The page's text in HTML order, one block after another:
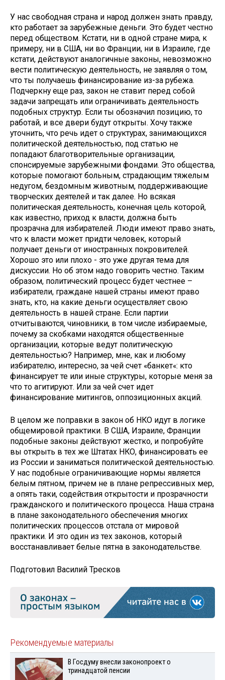
У нас свободная страна и народ должен знать правду,
кто работает за зарубежные деньги. Это будет честно
перед обществом. Кстати, ни в одной стране мира, к
примеру, ни в США, ни во Франции, ни в Израиле, где
кстати, действуют аналогичные законы, невозможно
вести политическую деятельность, не заявляя о том,
что ты получаешь финансирование из-за рубежа.
Подчеркну еще раз, закон не ставит перед собой
задачи запрещать или ограничивать деятельность
подобных структур. Если ты обозначил позицию, то
работай, и все двери будут открыты. Хочу также
уточнить, что речь идет о структурах, занимающихся
политической деятельностью, под статью не
попадают благотворительные организации,
спонсируемые зарубежными фондами. Это общества,
которые помогают больным, страдающим тяжелым
недугом, бездомным животным, поддерживающие
творческих деятелей и так далее. Но всякая
политическая деятельность, конечная цель которой,
как известно, приход к власти, должна быть
прозрачна для избирателей. Люди имеют право знать,
что к власти может придти человек, который
получает деньги от иностранных покровителей.
Хорошо это или плохо - это уже другая тема для
дискуссии. Но об этом надо говорить честно. Таким
образом, политический процесс будет честнее –
избиратели, граждане нашей страны имеют право
знать, кто, на какие деньги осуществляет свою
деятельность в нашей стране. Если партии
отчитываются, чиновники, в том числе избираемые,
почему за скобками находятся общественные
организации, которые ведут политическую
деятельностью? Например, мне, как и любому
избирателю, интересно, за чей счет «банкет«: кто
финансирует те или иные структуры, которые меня за
что то агитируют. Или за чей счет идет
финансирование митингов, оппозиционных акций.
В целом же поправки в закон об НКО идут в логике
общемировой практики. В США, Израиле, Франции
подобные законы действуют жестко, и попробуйте
вы открыть в тех же Штатах НКО, финансировать ее
из России и заниматься политической деятельностью.
У нас подобные ограничивающие нормы является
белым пятном, причем не в плане репрессивных мер,
а опять таки, содействия открытости и прозрачности
гражданского и политического процесса. Наша страна
в плане законодательного обеспечения многих
политических процессов отстала от мировой
практики. И это один из тех законов, который
восстанавливает белые пятна в законодательстве.
Подготовил Василий Тресков
Рекомендуемые материалы
В Госдуму внесли законопроект о
тринадцатой пенсии